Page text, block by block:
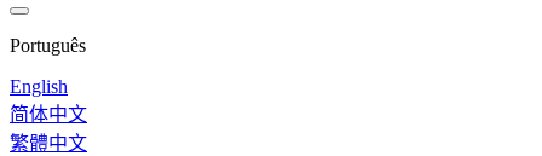
Português
English
简体中文
繁體中文